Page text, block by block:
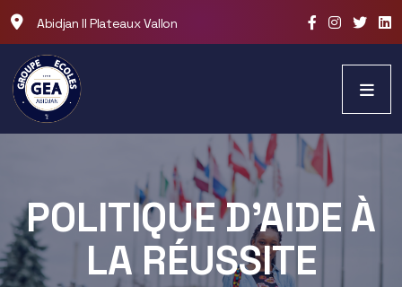
Abidjan II Plateaux Vallon
POLITIQUE D’AIDE À
LA ​RÉUSSITE